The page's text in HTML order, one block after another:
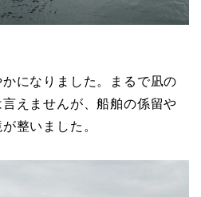
になりました。まるで凪の
えませんが、船舶の係留や
整いました。